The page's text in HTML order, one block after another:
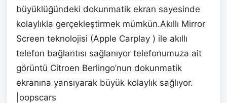
büyüklüğündeki dokunmatik ekran sayesinde
kolaylıkla gerçekleştirmek mümkün.Akıllı Mirror
Screen teknolojisi (Apple Carplay ) ile akıllı
telefon bağlantısı sağlanıyor telefonumuza ait
görüntü Citroen Berlingo’nun dokunmatik
ekranına yansıyarak büyük kolaylık sağlıyor.
|oopscars